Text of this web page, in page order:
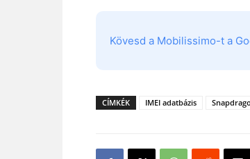
Kövesd a Mobilissimo-t a
CÍMKÉK IMEI adatbázis